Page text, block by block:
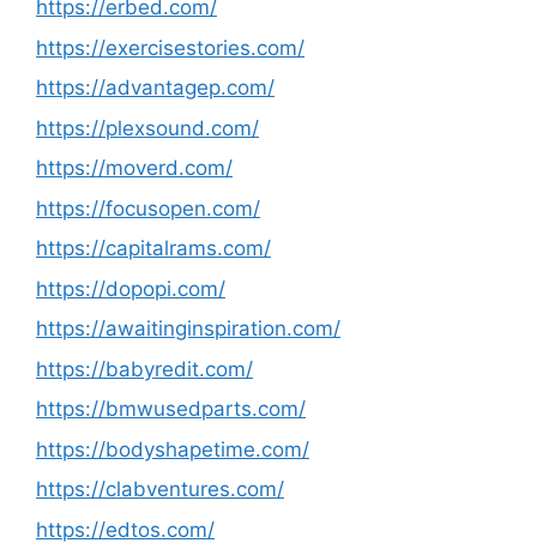
https://erbed.com/
https://exercisestories.com/
https://advantagep.com/
https://plexsound.com/
https://moverd.com/
https://focusopen.com/
https://capitalrams.com/
https://dopopi.com/
https://awaitinginspiration.com/
https://babyredit.com/
https://bmwusedparts.com/
https://bodyshapetime.com/
https://clabventures.com/
https://edtos.com/